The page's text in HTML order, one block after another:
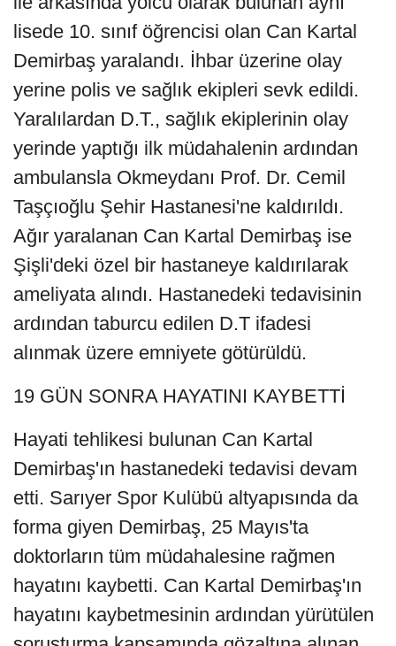
lisede 10. sınıf öğrencisi olan Can Kartal
Demirbaş yaralandı. İhbar üzerine olay
yerine polis ve sağlık ekipleri sevk edildi.
Yaralılardan D.T., sağlık ekiplerinin olay
yerinde yaptığı ilk müdahalenin ardından
ambulansla Okmeydanı Prof. Dr. Cemil
Taşçıoğlu Şehir Hastanesi'ne kaldırıldı.
Ağır yaralanan Can Kartal Demirbaş ise
Şişli'deki özel bir hastaneye kaldırılarak
ameliyata alındı. Hastanedeki tedavisinin
ardından taburcu edilen D.T ifadesi
alınmak üzere emniyete götürüldü.
19 GÜN SONRA HAYATINI KAYBETTİ
Hayati tehlikesi bulunan Can Kartal
Demirbaş'ın hastanedeki tedavisi devam
etti. Sarıyer Spor Kulübü altyapısında da
forma giyen Demirbaş, 25 Mayıs'ta
doktorların tüm müdahalesine rağmen
hayatını kaybetti. Can Kartal Demirbaş'ın
hayatını kaybetmesinin ardından yürütülen